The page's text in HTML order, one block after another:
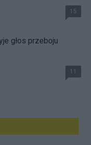
15
głos przeboju
11